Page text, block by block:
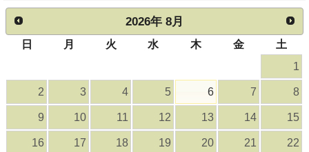
2026年 8月
日 月 火 水 木 金
土
1
2 3 4 5 6 7 8
9 10 11 12 13 14 15
16 17 18 19 20 21 22